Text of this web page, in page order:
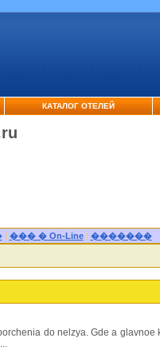
КАТАЛОГ ОТЕЛЕЙ
| ��� � On-Line| �������
do nelzya. Gde a